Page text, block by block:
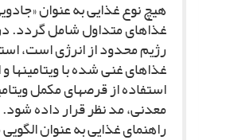
هیچ نوع غذایى به عنوان
غذاهاى متداول شامل گردد.
رژیم محدود از انرژى است،
غذاهاى غنى شده با ویتامین‏ها و
استفاده از قرص‏هاى مکمل
معدنى، مد نظر قرار داده
راهنماى غذایى به عنوان